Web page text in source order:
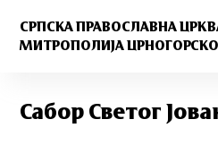
СРПСКА ПРАВОСЛАВНА
МИТРОПОЛИЈА
Сабор Светог